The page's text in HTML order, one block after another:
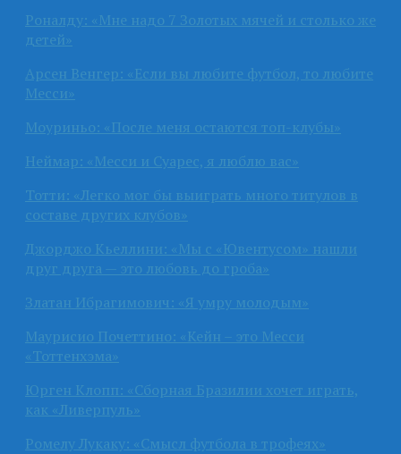
Роналду: «Мне надо 7 Золотых мячей и столько же
детей»
Арсен Венгер: «Если вы любите футбол, то любите
Месси»
Моуриньо: «После меня остаются топ-клубы»
Неймар: «Месси и Суарес, я люблю вас»
Тотти: «Легко мог бы выиграть много титулов в
составе других клубов»
Джорджо Кьеллини: «Мы с «Ювентусом» нашли
друг друга — это любовь до гроба»
Златан Ибрагимович: «Я умру молодым»
Маурисио Почеттино: «Кейн – это Месси
«Тоттенхэма»
Юрген Клопп: «Сборная Бразилии хочет играть,
как «Ливерпуль»
Ромелу Лукаку: «Смысл футбола в трофеях»